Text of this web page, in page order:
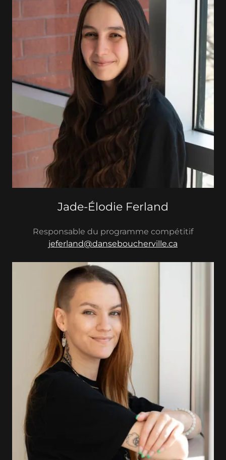
Jade-Élodie Ferland
Responsable du programme compétitif
jeferland@danseboucherville.ca